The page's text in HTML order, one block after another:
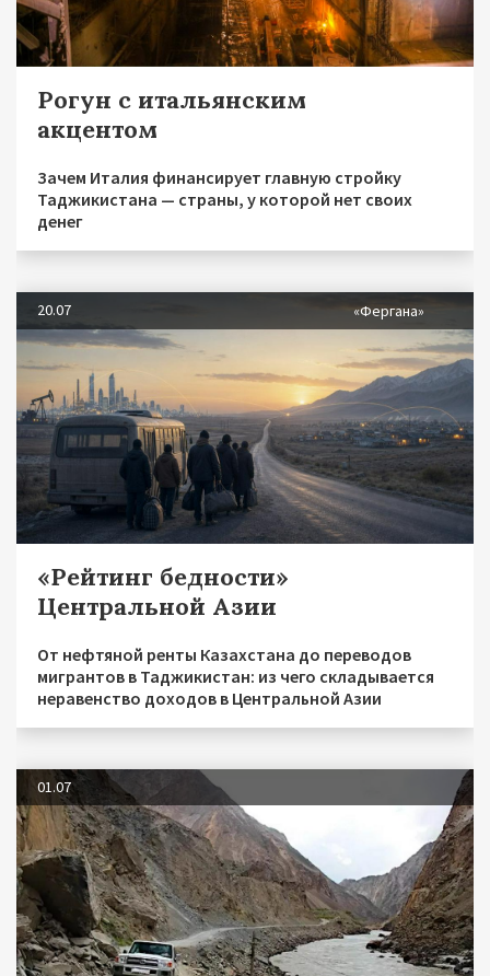
Рогун с итальянским
акцентом
Зачем Италия финансирует главную стройку
Таджикистана — страны, у которой нет своих
денег
20.07 «Фергана»
«Рейтинг бедности»
Центральной Азии
От нефтяной ренты Казахстана до переводов
мигрантов в Таджикистан: из чего складывается
неравенство доходов в Центральной Азии
01.07